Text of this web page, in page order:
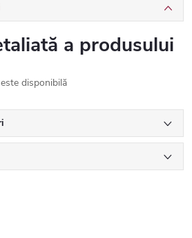
a produsului
disponibilă